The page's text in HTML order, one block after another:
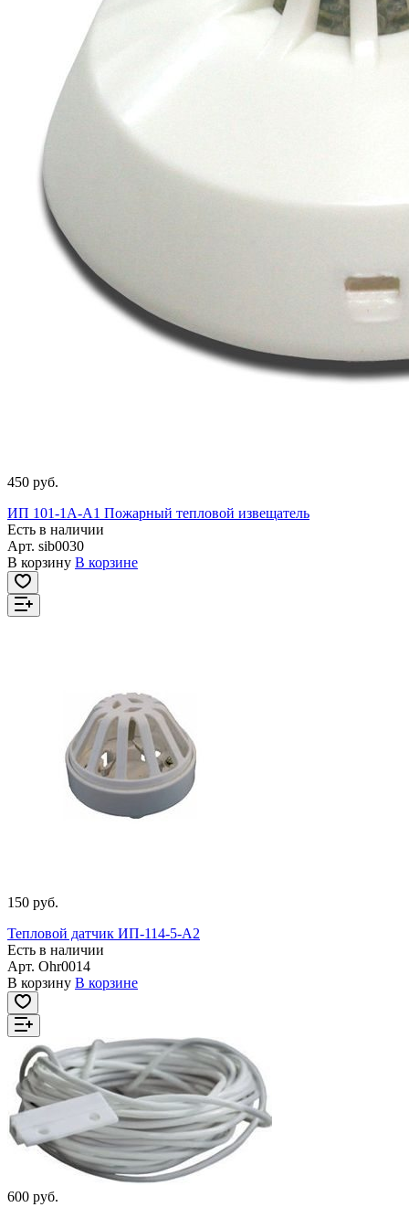
450 руб.
ИП 101-1А-А1 Пожарный тепловой извещатель
Есть в наличии
Арт. sib0030
В корзину В корзине
150 руб.
Тепловой датчик ИП-114-5-А2
Есть в наличии
Арт. Ohr0014
В корзину В корзине
600 руб.